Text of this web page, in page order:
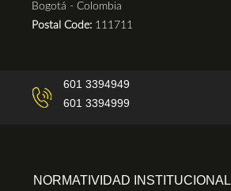
Bogotá - Colombia
Postal Code: 111711
601 3394949
601 3394999
NORMATIVIDAD INSTITUCIONAL